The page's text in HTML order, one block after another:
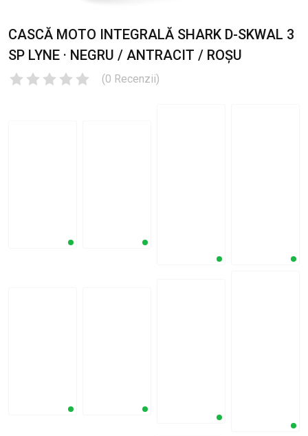
CASCĂ MOTO INTEGRALĂ SHARK D-SKWAL 3
SP LYNE · NEGRU / ANTRACIT / ROȘU
(0 Recenzii)